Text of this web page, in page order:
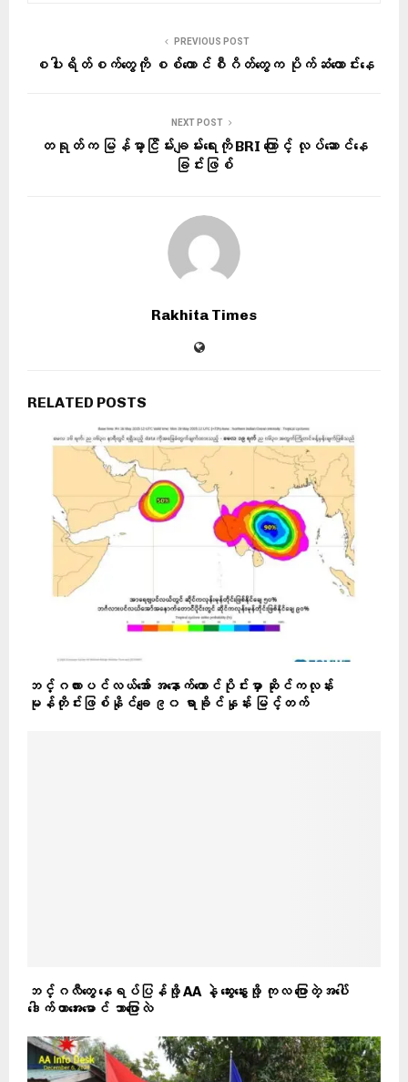
PREVIOUS POST
စပါးရိတ်စက်တွေကို စစ်ကောင်စီဂိတ်တွေက ပိုက်ဆံတောင်းနေ
NEXT POST
တရုတ်က မြန်မာ့ငြိမ်းချမ်းရေးကို BRI ကြောင့် လုပ်ဆောင်နေ
ခြင်းဖြစ်
Rakhita Times
RELATED POSTS
ဘင်္ဂလားပင်လယ်အော် အနောက်တောင်ပိုင်းမှာ ဆိုင်ကလုန်း
မုန်တိုင်းဖြစ်နိုင်ချေ ၉၀ ရာခိုင်နှုန်း မြင့်တက်
ဘင်္ဂလီတွေ နေရပ်ပြန်ဖို့ AA နဲ့ ဆွေးနွေးဖို့ ကုလ ပြောတဲ့အပေါ်
ဒေါက်တာအေးမောင် ဘာပြောလဲ